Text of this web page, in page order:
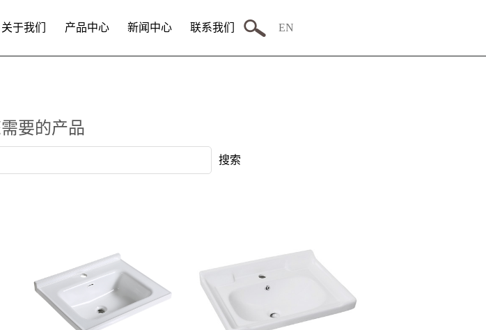
关于我们 产品中心 新闻中心 联系我们 EN
要的产品